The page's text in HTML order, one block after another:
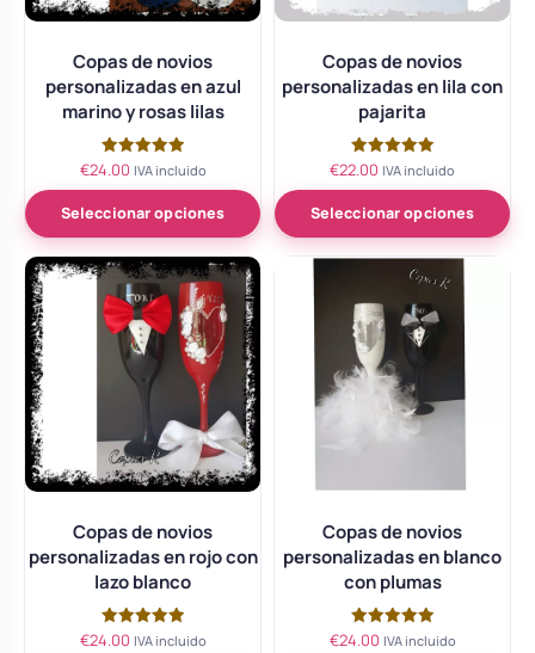
Copas de novios
personalizadas en azul
marino y rosas lilas
Valorado
de 5
€24.00 IVA incluido
Seleccionar opciones
Copas de novios
personalizadas en lila con
pajarita
Valorado
de 5
€22.00 IVA incluido
Seleccionar opciones
Copas de novios
personalizadas en rojo con
lazo blanco
Valorado
€24.00 IVA incluido
Copas de novios
personalizadas en blanco
con plumas
Valorado
€24.00 IVA incluido